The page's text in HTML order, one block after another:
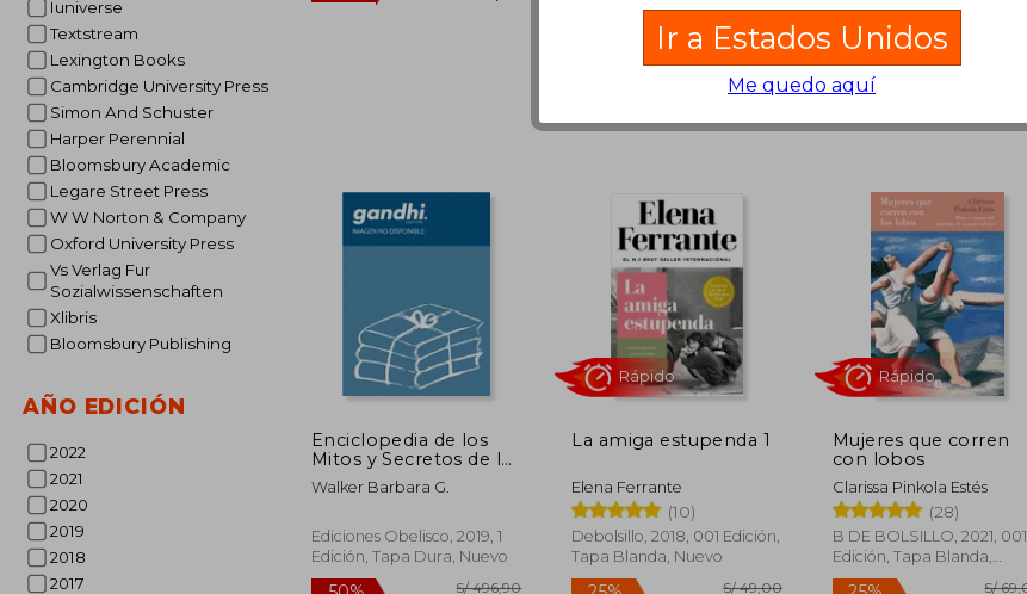
Iuniverse
Textstream
Lexington Books
Cambridge University Press
Simon And Schuster
Harper Perennial
Bloomsbury Academic
Legare Street Press
W W Norton & Company
Oxford University Press
Vs Verlag Fur
Sozialwissenschaften
Xlibris
Bloomsbury Publishing
AÑO EDICIÓN
2022
2021
2020
2019
2018
2017
Aman los Libros)
55%
Usado
en Buen Estado a
Comprar Usado
55%
dcto.
Enciclopedia de los
Mitos y Secretos de la
Mujer
Walker Barbara G.
Ediciones Obelisco, 2019, 1
Edición, Tapa Dura, Nuevo
La amiga estupenda 1
Elena Ferrante
(10)
Debolsillo, 2018, 001 Edición,
Tapa Blanda, Nuevo
Mujeres que corren
con lobos
Clarissa Pinkola Estés
(28)
B DE BOLSILLO, 2021, 001
Edición, Tapa Blanda,
Nuevo
Ir a Estados Unidos
Me quedo aquí